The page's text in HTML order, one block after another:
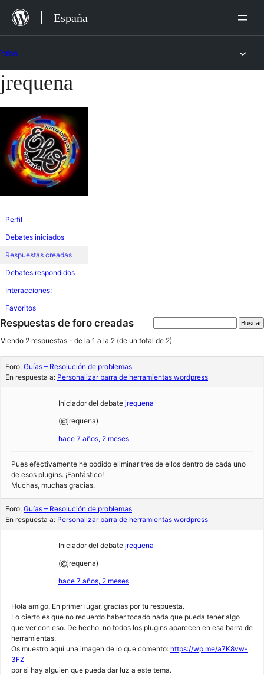
Saltar
España
Saltar
al
contenido
jrequena
Perfil
Debates iniciados
Respuestas creadas
Debates respondidos
Interacciones:
Favoritos
Respuestas de foro creadas
Viendo 2 respuestas - de la 1 a la 2 (de un total de 2)
Foro: Guías – Resolución de problemas
En respuesta a: Personalizar barra de herramientas wordpress
Iniciador del debate jrequena
(@jrequena)
hace 7 años, 2 meses
Pues efectivamente he podido eliminar tres de ellos dentro de cada uno
de esos plugins. ¡Fantástico!
Muchas, muchas gracias.
Foro: Guías – Resolución de problemas
En respuesta a: Personalizar barra de herramientas wordpress
Iniciador del debate jrequena
(@jrequena)
hace 7 años, 2 meses
Hola amigo. En primer lugar, gracias por tu respuesta.
Lo cierto es que no recuerdo haber tocado nada que pueda tener algo
que ver con eso. De hecho, no todos los plugins aparecen en esa barra de
herramientas.
Os muestro aquí una imagen de lo que comento: https://wp.me/a7K8vw-
3FZ
por si hay alguien que pueda dar luz a este tema.